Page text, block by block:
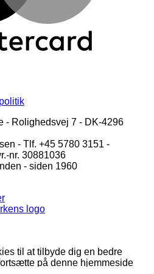
- Rolighedsvej 7 - DK-4296
- Tlf. +45 5780 3151 -
nr. 30881036
- siden 1960
logo
til at tilbyde dig en bedre
på denne hjemmeside